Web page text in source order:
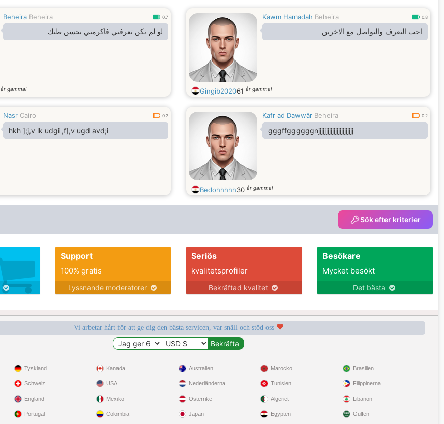
Beheira Beheira 0.7
لو لم تكن تعرفني فاكرمني بحسن ظنك
år gammal
Kawm Hamadah Beheira 0.8
احب التعرف والتواصل مع الاخرين
Gingib202061 år gammal
Nasr Cairo 0.2
hkh ];j,v lk udgi ,f],v ugd avd;i
Kafr ad Dawwār Beheira 0.2
gggffggggggnjjjjjjjjjjjjjjjjjjjjjjj
Bedohhhhh30 år gammal
Sök efter kriterier
Support
100% gratis
Lyssnande moderatorer
Seriös
kvalitetsprofiler
Bekräftad kvalitet
Besökare
Mycket besökt
Det bästa
Vi arbetar hårt för att ge dig den bästa servicen, var snäll och stöd oss
Tyskland
Schweiz
England
Portugal
Kanada
USA
Mexiko
Colombia
Australien
Nederländerna
Österrike
Japan
Marocko
Tunisien
Algeriet
Egypten
Brasilien
Filippinerna
Libanon
Gulfen